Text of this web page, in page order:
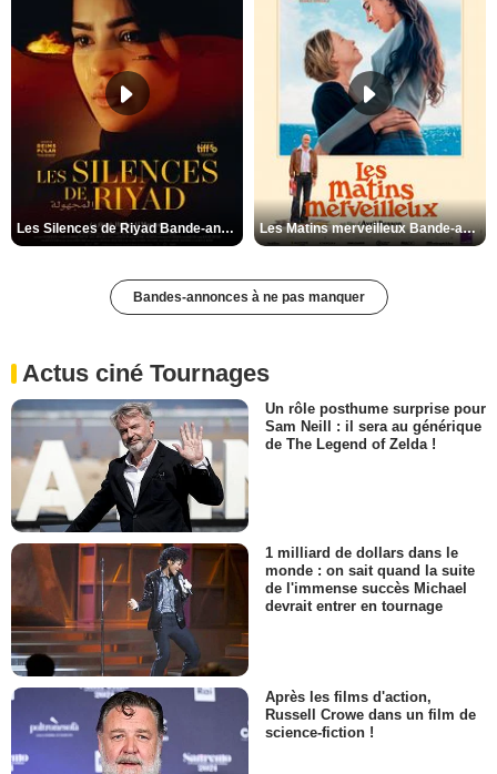
Les Silences de Riyad Bande-annonce VO STFR Les Matins merveilleux Bande-annonce VF
Bandes-annonces à ne pas manquer
Actus ciné Tournages
Un rôle posthume surprise pour
Sam Neill : il sera au générique
de The Legend of Zelda !
1 milliard de dollars dans le
monde : on sait quand la suite
de l'immense succès Michael
devrait entrer en tournage
Après les films d'action,
Russell Crowe dans un film de
science-fiction !